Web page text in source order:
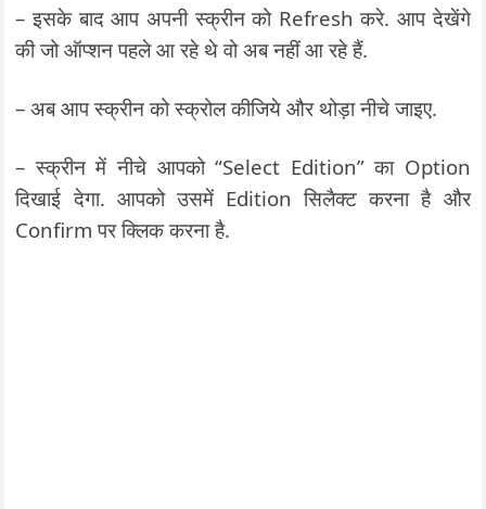
– इसके बाद आप अपनी स्क्रीन को Refresh करे. आप देखेंगे
की जो ऑप्शन पहले आ रहे थे वो अब नहीं आ रहे हैं.
– अब आप स्क्रीन को स्क्रोल कीजिये और थोड़ा नीचे जाइए.
– स्क्रीन में नीचे आपको “Select Edition” का Option
दिखाई देगा. आपको उसमें Edition सिलैक्ट करना है और
Confirm पर क्लिक करना है.